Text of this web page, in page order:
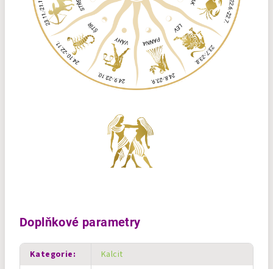
Doplňkové parametry
Kategorie: Kalcit